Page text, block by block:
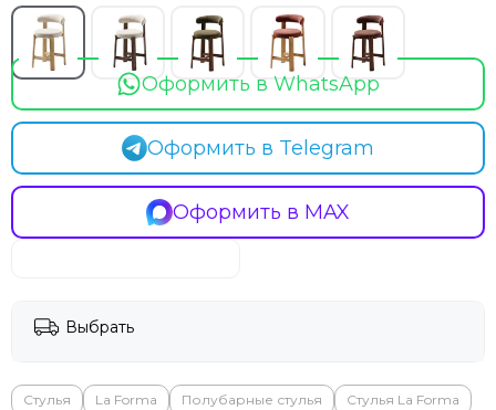
Оформить в WhatsApp
Оформить в Telegram
Оформить в MAX
Выбрать
Стулья La Forma Полубарные стулья Стулья La Forma